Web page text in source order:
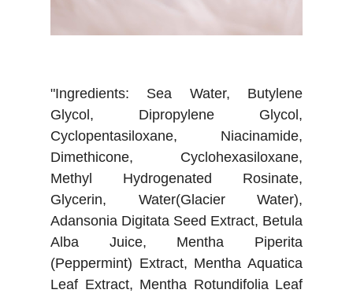
"Ingredients: Sea Water, Butylene
Glycol, Dipropylene Glycol,
Cyclopentasiloxane, Niacinamide,
Dimethicone, Cyclohexasiloxane,
Methyl Hydrogenated Rosinate,
Glycerin, Water(Glacier Water),
Adansonia Digitata Seed Extract, Betula
Alba Juice, Mentha Piperita
(Peppermint) Extract, Mentha Aquatica
Leaf Extract, Mentha Rotundifolia Leaf